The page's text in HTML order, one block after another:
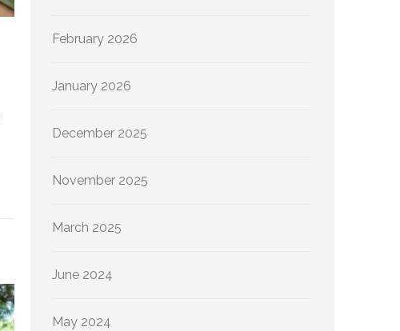
February 2026
January 2026
December 2025
November 2025
March 2025
June 2024
May 2024